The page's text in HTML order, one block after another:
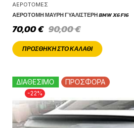
ΑΕΡΟΤΟΜΈΣ
ΑΕΡΟΤΟΜΉ ΜΑΎΡΗ ΓΥΑΛΙΣΤΕΡΉ BMW X6 F16
90,00€
70,00€
ΠΡΟΣΘΉΚΗ ΣΤΟ ΚΑΛΆΘΙ
-22%
ΔΙΑΘΕΣΙΜΟ ΠΡΟΣΦΟΡΑ